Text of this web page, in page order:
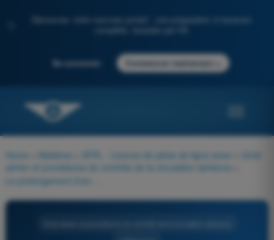
Découvrez notre nouveau portail : une préparation à l'examen
Se connecter Commencer maintenant
Home Matières ATPL - Licence de pilote de ligne avion
Droit
aérien et procédures du contrôle de la circulation aérienne